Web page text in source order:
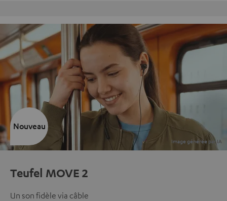
Teufel MOVE 2
Un son fidèle via câble
Nouveau